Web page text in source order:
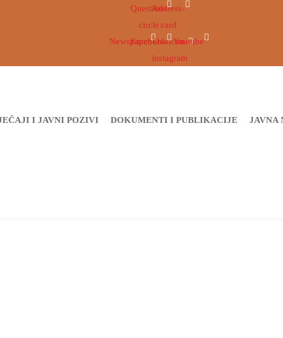
Question-
circle
Address-
card
Newspaper
FacebookOvaicon-
instagram
Youtube
I JAVNI POZIVI DOKUMENTI I PUBLIKACIJE JAVNA